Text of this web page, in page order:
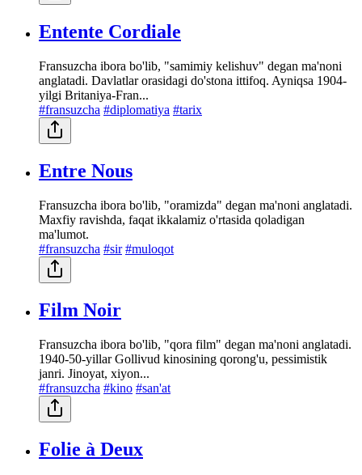
Entente Cordiale
Fransuzcha ibora bo'lib, "samimiy kelishuv" degan ma'noni
anglatadi. Davlatlar orasidagi do'stona ittifoq. Ayniqsa 1904-
yilgi Britaniya-Fran...
#fransuzcha #diplomatiya #tarix
Entre Nous
Fransuzcha ibora bo'lib, "oramizda" degan ma'noni anglatadi.
Maxfiy ravishda, faqat ikkalamiz o'rtasida qoladigan
ma'lumot.
#fransuzcha #sir #muloqot
Film Noir
Fransuzcha ibora bo'lib, "qora film" degan ma'noni anglatadi.
1940-50-yillar Gollivud kinosining qorong'u, pessimistik
janri. Jinoyat, xiyon...
#fransuzcha #kino #san'at
Folie à Deux